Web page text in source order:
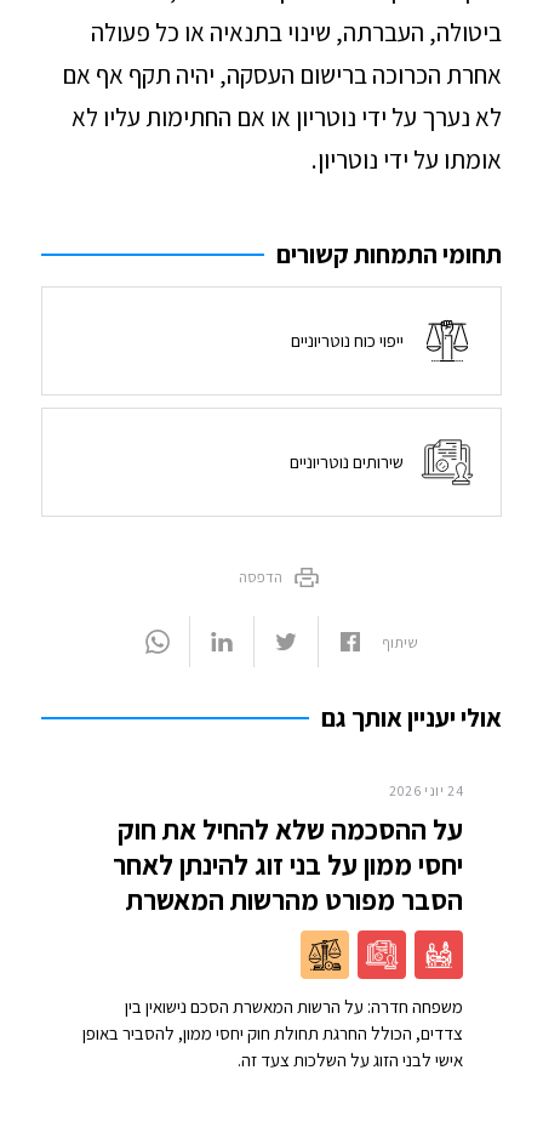
ביטולה, העברתה, שינוי בתנאיה או כל פעולה
אחרת הכרוכה ברישום העסקה, יהיה תקף אף אם
לא נערך על ידי נוטריון או אם החתימות עליו לא
אומתו על ידי נוטריון.
תחומי התמחות קשורים
ייפוי כוח נוטריוניים
שירותים נוטריוניים
הדפסה
שיתוף
אולי יעניין אותך גם
24 יוני 2026
על ההסכמה שלא להחיל את חוק
יחסי ממון על בני זוג להינתן לאחר
הסבר מפורט מהרשות המאשרת
משפחה חדרה: על הרשות המאשרת הסכם נישואין בין
צדדים, הכולל החרגת תחולת חוק יחסי ממון, להסביר באופן
אישי לבני הזוג על השלכות צעד זה.